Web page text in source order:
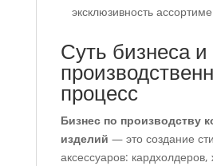
эксклюзивность
Суть бизнеса и
процесс
Бизнес по производству
изделий — это создание
аксессуаров: кардхолдеров,